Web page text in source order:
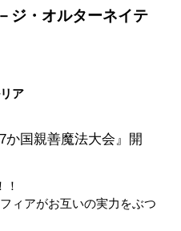
ジ・オルターネイテ
ア
か国親善魔法大会』開
！
ィアがお互いの実力をぶつ